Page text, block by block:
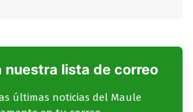
nuestra lista de correo
últimas noticias del Maule